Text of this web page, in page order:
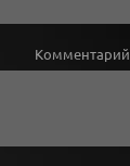
Комментарий